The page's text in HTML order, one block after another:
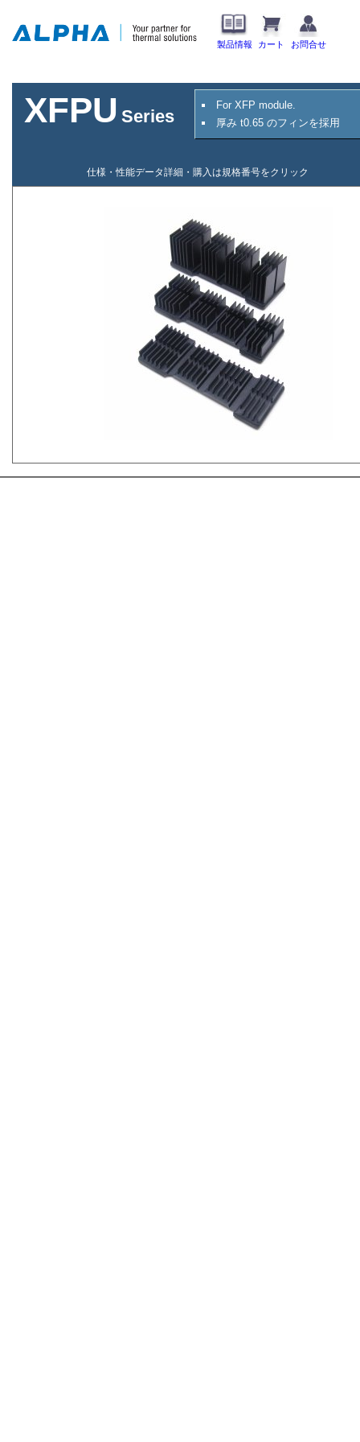
製品情報 カート お問合せ
XFPU Series
For XFP module.
厚み t0.65 のフィンを採用
仕様・性能データ詳細・購入は規格番号をクリック